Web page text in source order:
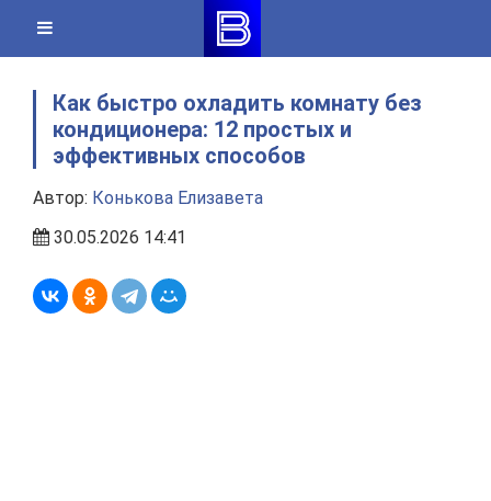
content
Как быстро охладить комнату без
кондиционера: 12 простых и
эффективных способов
Автор: Конькова Елизавета
30.05.2026 14:41